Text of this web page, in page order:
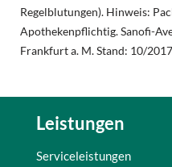
Regelblutungen). Hinweis:
Apothekenpflichtig. Sanofi-
Frankfurt a. M. Stand: 10/
Leistungen
Serviceleistungen